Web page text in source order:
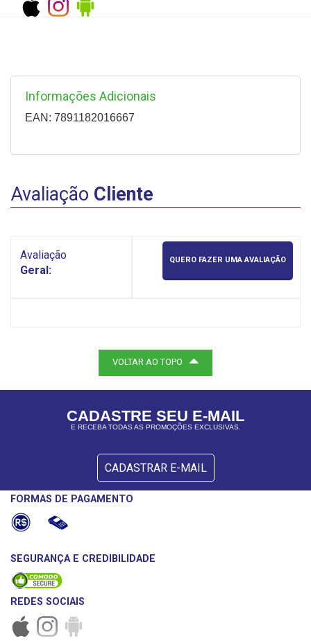
Informações Adicionais
EAN: 7891182016667
Avaliação Cliente
Avaliação
Geral:
QUERO FAZER UMA AVALIAÇÃO
VOLTAR AO TOPO
CADASTRE SEU E-MAIL
E RECEBA TODAS AS PROMOÇÕES EXCLUSIVAS.
CADASTRAR E-MAIL
FORMAS DE PAGAMENTO
SEGURANÇA E CREDIBILIDADE
REDES SOCIAIS